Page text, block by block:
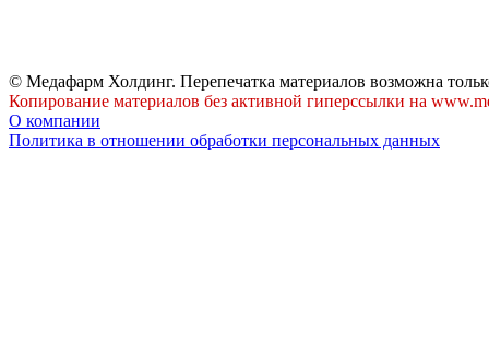
© Медафарм Холдинг. Перепечатка материалов возможна
Копирование материалов без активной гиперссылки на
О компании
Политика в отношении обработки персональных данных